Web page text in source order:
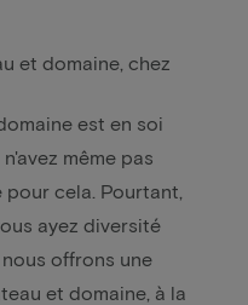
et domaine, chez
est en soi
même pas
cela. Pourtant,
ayez diversité
offrons une
et domaine, à la